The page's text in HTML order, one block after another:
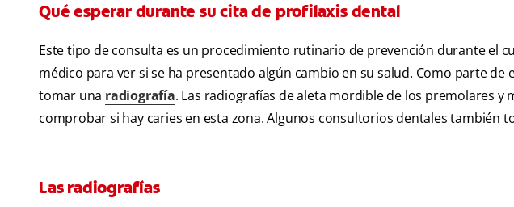
Qué esperar durante su cita de profilaxis dental
Este tipo de consulta es un procedimiento rutinario de prevención durante el
médico para ver si se ha presentado algún cambio en su salud. Como parte de
tomar una radiografía. Las radiografías de aleta mordible de los premolares y
comprobar si hay caries en esta zona. Algunos consultorios dentales también
Las radiografías